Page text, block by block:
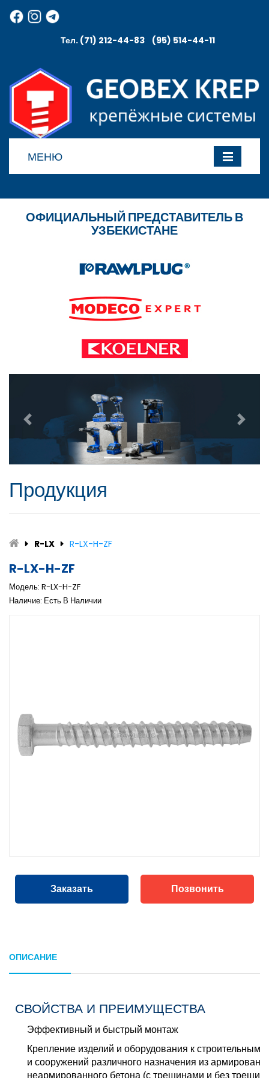
Тел. (71) 212-44-83 (95) 514-44-11
МЕНЮ
ОФИЦИАЛЬНЫЙ ПРЕДСТАВИТЕЛЬ В
УЗБЕКИСТАНЕ
Продукция
R-LX R-LX-H-ZF
R-LX-H-ZF
Модель: R-LX-H-ZF
Наличие: Есть В Наличии
Заказать Позвонить
ОПИСАНИЕ
СВОЙСТВА И ПРЕИМУЩЕСТВА
Эффективный и быстрый монтаж
Крепление изделий и оборудования к строительным
и сооружений различного назначения из
неармированного бетона (с трещинами и без трещин)